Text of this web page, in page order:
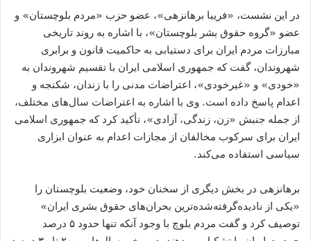
در این نشست، «فریبا برهانزهی»، عضو حزب «مردم بلوچستان» و
عضو «گروه حقوق بشر بلوچستان»، با اشاره به روند تاریخی
مبارزات مردم ایران برای دستیابی به حاکمیت قانون و برابری
شهروندان، گفت که جمهوری اسلامی ایران با تقسیم شهروندان به
«خودی» و «غیرخودی»، اعتراضات مدنی را با زندان، شکنجه و
اعدام پاسخ داده است. وی با اشاره به اعتراضات سال‌های مختلف،
از جمله جنبش «زن، زندگی، آزادی»، تأکید کرد که جمهوری اسلامی
ایران برای سرکوب مخالفان از مجازات اعدام به عنوان ابزاری
سیاسی استفاده می‌کند.
برهانزهی در بخش دیگری از سخنان خود، وضعیت بلوچستان را
«یکی از نادیده‌گرفته‌شده‌ترین بحران‌های حقوق بشری ایران»
توصیف کرد و گفت مردم بلوچ با وجود آنکه تنها حدود ۵ درصد